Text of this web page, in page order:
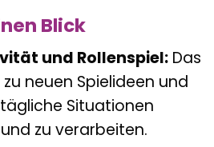
Blick
und Rollenspiel:Das
neuen Spielideen und
Situationen
zu verarbeiten.